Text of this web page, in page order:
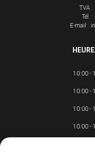
TVA
Tél. :
E-mail :
10:00 -
10:00 -
10:00 -
10:00 -
10:00 -